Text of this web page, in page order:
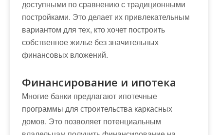
доступными по сравнению с традиционными
постройками. Это делает их привлекательным
вариантом для тех, кто хочет построить
собственное жилье без значительных
финансовых вложений.
Финансирование и ипотека
Многие банки предлагают ипотечные
программы для строительства каркасных
домов. Это позволяет потенциальным